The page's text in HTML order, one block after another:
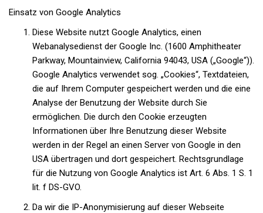
Einsatz von Google Analytics
Diese Website nutzt Google Analytics, einen
Webanalysedienst der Google Inc. (1600 Amphitheater
Parkway, Mountainview, California 94043, USA („Google“)).
Google Analytics verwendet sog. „Cookies“, Textdateien,
die auf Ihrem Computer gespeichert werden und die eine
Analyse der Benutzung der Website durch Sie
ermöglichen. Die durch den Cookie erzeugten
Informationen über Ihre Benutzung dieser Website
werden in der Regel an einen Server von Google in den
USA übertragen und dort gespeichert. Rechtsgrundlage
für die Nutzung von Google Analytics ist Art. 6 Abs. 1 S. 1
lit. f DS-GVO.
Da wir die IP-Anonymisierung auf dieser Webseite